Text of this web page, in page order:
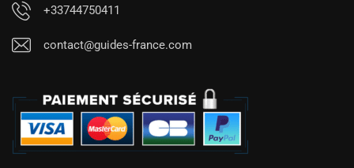
+33744750411
contact@guides-france.com